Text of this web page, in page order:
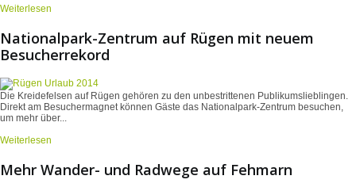
Weiterlesen
Nationalpark-Zentrum auf Rügen mit neuem
Besucherrekord
Die Kreidefelsen auf Rügen gehören zu den unbestrittenen Publikumslieblingen.
Direkt am Besuchermagnet können Gäste das Nationalpark-Zentrum besuchen,
um mehr über...
Weiterlesen
Mehr Wander- und Radwege auf Fehmarn